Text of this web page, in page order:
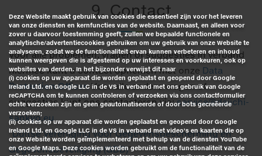
9. Contact
Voor alle problemen, vragen of suggesties in verband
hiermee kunt u contact opnemen met onze Data
Protection Officer.Voor alle andere vragen of
suggesties kunt ons contacteren via:service@daiichi-
sankyo.eu
"Duitse Vereniging voor Gegevensbescherming en
Gegevensbeveiliging (GDD)"
Deze Website maakt gebruik van cookies die essentieel zijn voor het leveren
van onze diensten en kernfuncties van de website. Daarnaast, en alleen voor
zover u daarvoor toestemming geeft, zullen we bepaalde functionele en
analytische/advertentiecookies gebruiken om uw gebruik van onze Website te
analyseren, zodat we de functionaliteit ervan kunnen verbeteren en inhoud
kunnen weergeven die is afgestemd op uw interesses en voorkeuren, ook op
websites van derden. In het bijzonder verwijst dit naar
(i) cookies op uw apparaat die worden geplaatst en geopend door Google
Ireland Ltd. en Google LLC in de VS in verband met ons gebruik van Google
reCAPTCHA om te kunnen controleren of verzoeken via ons contactformulier
echte verzoeken zijn en geen geautomatiseerde of door bots gecreëerde
verzoeken;
(ii) cookies op uw apparaat die worden geplaatst en geopend door Google
Ireland Ltd. en Google LLC in de VS in verband met video's en kaarten die op
onze Website worden geïmplementeerd met behulp van de diensten YouTube
en Google Maps. Deze cookies worden gebruikt om de functionaliteit van de